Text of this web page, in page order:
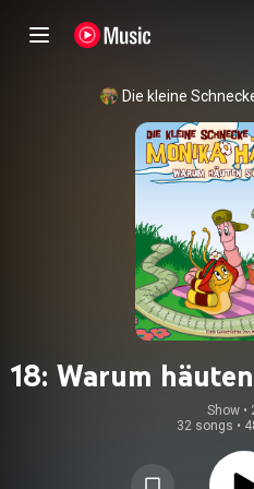
Die kleine
18: Warum
Show •
32 songs •